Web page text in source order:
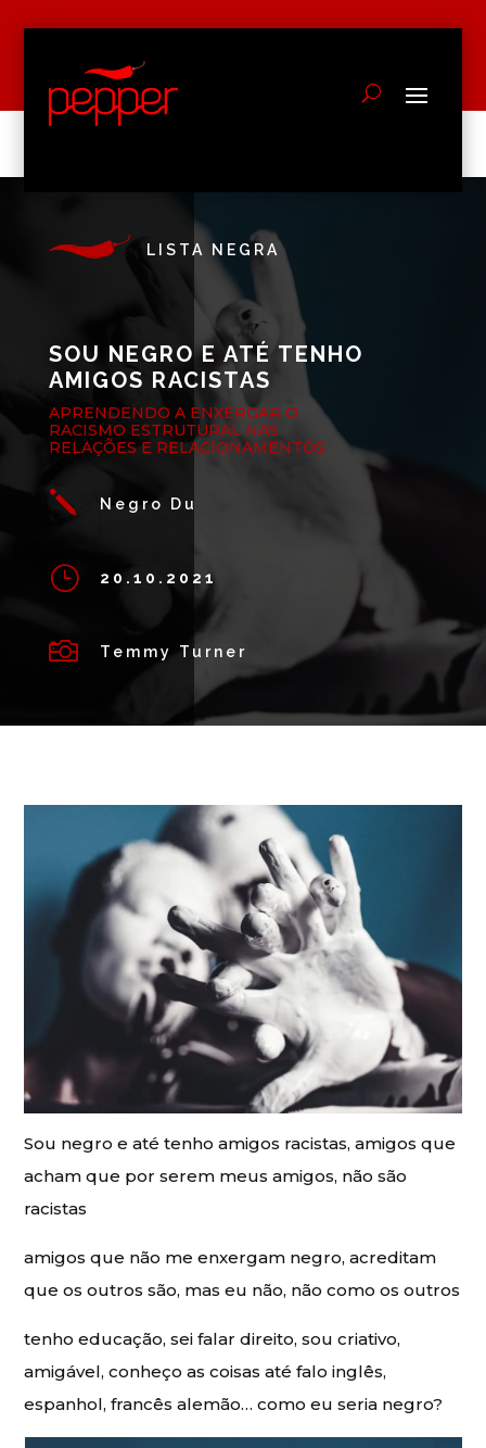
LISTA NEGRA
SOU NEGRO E ATÉ TENHO
AMIGOS RACISTAS
APRENDENDO A ENXERGAR O
RACISMO ESTRUTURAL NAS
RELAÇÕES E RELACIONAMENTOS
j Negro Du
} 20.10.2021
 Temmy Turner
Sou negro e até tenho amigos racistas, amigos que
acham que por serem meus amigos, não são
racistas
amigos que não me enxergam negro, acreditam
que os outros são, mas eu não, não como os outros
tenho educação, sei falar direito, sou criativo,
amigável, conheço as coisas até falo inglês,
espanhol, francês alemão… como eu seria negro?